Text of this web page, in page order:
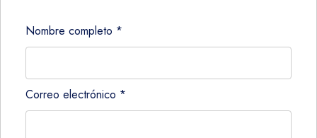
Nombre completo *
Correo electrónico *